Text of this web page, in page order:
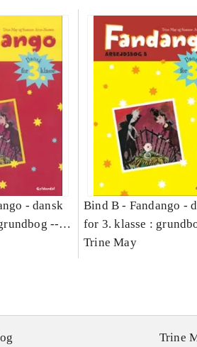
- dansk
--
A
Bind B - Fandango -
for 3. klasse :
Arbejdsbog. Bind B
Trine May
Trine